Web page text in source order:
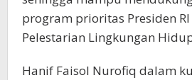
program prioritas Presiden
Pelestarian Lingkungan
Hanif Faisol Nurofiq dalam